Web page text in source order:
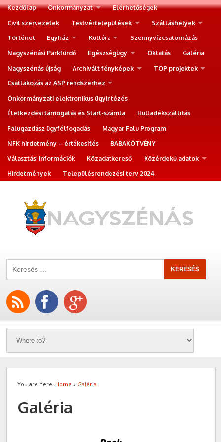
Kezdőlap Önkormányzat
Elérhetőségek
Civil szervezetek
Testvértelepülések
Szálláshelyek
Történet
Egyház Kultúra
Szennyvízcsatornázás
Nagyszénási Parkfürdő
Egészségügy Oktatás
Galéria
Nagyszénás újság
Archivált fényképek
TOP projektek
Csatlakozás az ASP rendszerhez
Önkormányzati elektronikus ügyintézés
Életkezdési támogatás és Start-számla
Hulladékszállítás
Falugazdász ügyfélfogadás
Magyar Falu Program
NFK hirdetmény – értékesítés
BABAKÖTVÉNY
Választási információk
Közadatkereső
Közérdekű adatok
Hirdetmények
Településrendezési terv 2024
You are here: Home » Galéria
Galéria